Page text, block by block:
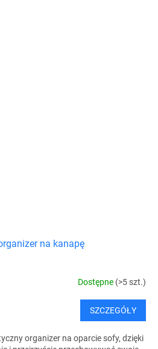
na kanapę
Dostępne (>5 szt.)
SZCZEGÓŁY
organizer na oparcie sofy, dzięki